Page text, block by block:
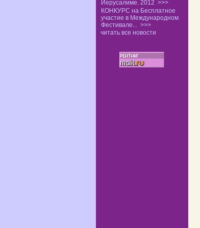
Иерусалиме. 2012 >>>
КОНКУРС на Бесплатное
участие в Международном
Фестивале... >>>
читать все новости